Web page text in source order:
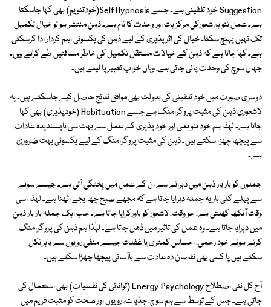
Suggestion خود تلقینی ہے۔ جسے Self Hypnosis(خودتنویم) بھی کہا جاسکتا
ہے۔ عمل تنویم شعورکی مرکزیت اور وحدت کا نام ہے۔ ذہن منتشر ہو تو خیال تکمیل
تک نہیں پہنچ سکتا۔ خیال کی اثر پذیری کے لیے ذہن کی یکسوئی اہم کردار ادا کرسکتی
ہے۔ کہا جاتا ہے کہ ذہن کے خیالات مستقل تکمیل کی خاطر مسافتیں طے کرتے ہیں۔
جہاں سوچ کی وحدت پائی جاتی ہے، وہاں خواب تعبیر پا لیتے ہیں۔
دوسری صورت میں خود تلقینی کی بدولت بھی موافق نتائج حاصل کیے جاسکتے ہیں۔ یہ
لاشعوری ذہن کی مثبت پروگرامنگ ہے جسے Habituation (خودپذیری) بھی کہا
جاتا ہے۔ لہٰذا ہم خود تنویمی اور خود پذیری کے عمل سے بہت سی ناپسندیدہ عادات
سے پیچھا چھڑا سکتے ہیں۔ ذہن کی مثبت پروگرامنگ کے لیے یکسوئی بہت ضروری
ہے۔
جملوں کو بار بار ذہن میں دہرانے سے ان کے عمل میں پختگی آتی ہے۔ جیسے سونے
سے پہلے کئی بار یہ جملہ دہرایا جاتا ہے کہ مجھے صبح چھ بجے اٹھنا ہے۔ لہٰذا اسی
وقت آنکھ کھلتی ہے، جو وقت، لاشعور کو باورکرایا جاتا ہے۔ جب ایک جملہ بار بار ذہن
میں دہرایا جاتا ہے۔ وہ عمل کی تاثیر میں ڈھل جاتا ہے۔ لہٰذا ہم ذہن کی پروگرامنگ
کرتے ہوئے خود رحمی، احساس کمتری یا غفلت جیسے منفی رویوں سے باہر نکل
سکتے ہیں یا کسی بھی نقصان دہ عادت سے باآسانی پیچھا چھڑا سکتے ہیں۔
آج کل نئی اصطلاح Energy Psychology (توانائی کی نفسیات) بھی استعمال کی
جاتی ہے۔ جس کے توسط سے ہم سوچ، جذبات، رویوں اور صحت کو مثبت فریم میں